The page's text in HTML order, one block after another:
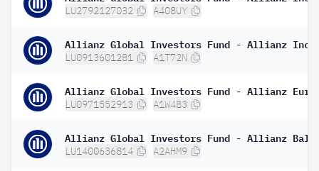
LU2792127032 A408UY
LU0913601281 A1T72N
LU0971552913 A1W483
LU1400636814 A2AHM9